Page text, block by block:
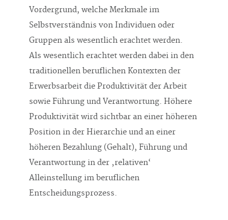
Vordergrund, welche Merkmale im
Selbstverständnis von Individuen oder
Gruppen als wesentlich erachtet werden.
Als wesentlich erachtet werden dabei in den
traditionellen beruflichen Kontexten der
Erwerbsarbeit die Produktivität der Arbeit
sowie Führung und Verantwortung. Höhere
Produktivität wird sichtbar an einer höheren
Position in der Hierarchie und an einer
höheren Bezahlung (Gehalt), Führung und
Verantwortung in der ‚relativen‘
Alleinstellung im beruflichen
Entscheidungsprozess.